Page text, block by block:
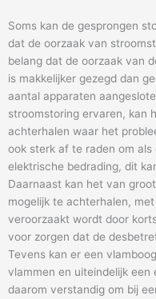
Soms kan de gesprongen
dat de oorzaak van
belang dat de oorzaak van
is makkelijker gezegd dan
aantal apparaten
stroomstoring ervaren, kan
achterhalen waar het
ook sterk af te raden om
elektrische bedrading, dit
Daarnaast kan het van
mogelijk te achterhalen,
veroorzaakt wordt door
voor zorgen dat de
Tevens kan er een
vlammen en uiteindelijk een
daarom verstandig om bij